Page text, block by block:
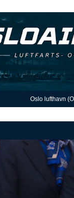
Oslo lufthavn